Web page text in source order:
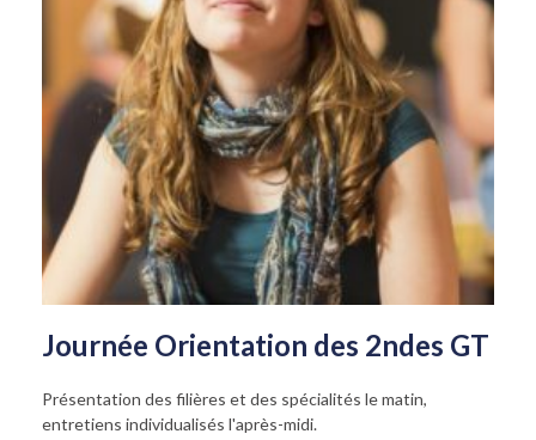
Journée Orientation des 2ndes GT
Présentation des filières et des spécialités le matin,
entretiens individualisés l'après-midi.